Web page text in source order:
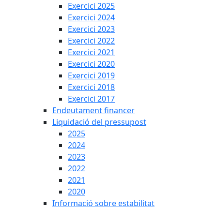
Exercici 2025
Exercici 2024
Exercici 2023
Exercici 2022
Exercici 2021
Exercici 2020
Exercici 2019
Exercici 2018
Exercici 2017
Endeutament financer
Liquidació del pressupost
2025
2024
2023
2022
2021
2020
Informació sobre estabilitat